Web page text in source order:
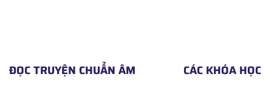
ĐỌC TRUYỆN CHUẨN ÂM CÁC KHÓA HỌC